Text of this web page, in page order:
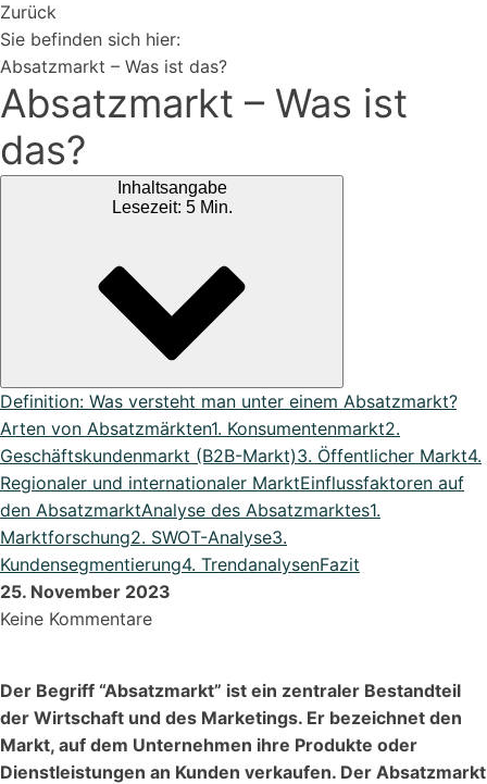
Rest-API Schnittstelle
Einfacher Import von Daten oder Lieferanten
Übergeben Sie Ihre Daten ganze einfach an DATEV
Alle Erweiterungen ansehen
Organisiere deine Aufträge in Überischtlichen Projekten
Vertriebspartner werden
Lexikon
Bei uns im Lexikon findest du zu allen Fachbegriffen die
passende ...
Roadmap & Ideen
Eine klare Roadmap ist der Schlüssel, um innovative
Ideen...
Zurück
Sie befinden sich hier:
Absatzmarkt – Was ist das?
Absatzmarkt – Was ist
das?
Inhaltsangabe
Lesezeit: 5 Min.
Definition: Was versteht man unter einem Absatzmarkt?
Arten von Absatzmärkten1. Konsumentenmarkt2.
Geschäftskundenmarkt (B2B-Markt)3. Öffentlicher Markt4.
Regionaler und internationaler MarktEinflussfaktoren auf
den AbsatzmarktAnalyse des Absatzmarktes1.
Marktforschung2. SWOT-Analyse3.
Kundensegmentierung4. TrendanalysenFazit
25. November 2023
Keine Kommentare
Der Begriff “Absatzmarkt” ist ein zentraler Bestandteil
der Wirtschaft und des Marketings. Er bezeichnet den
Markt, auf dem Unternehmen ihre Produkte oder
Dienstleistungen an Kunden verkaufen. Der Absatzmarkt